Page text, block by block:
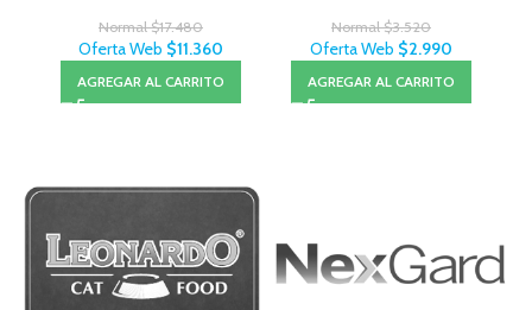
Normal$17.480
Oferta Web $11.360
AGREGAR AL CARRITO
Normal$3.520
Oferta Web $2.990
AGREGAR AL CARRITO